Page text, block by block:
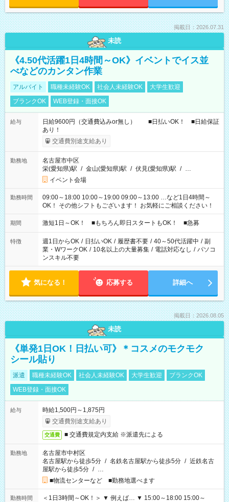
掲載日：2026.07.31
未読
《4.50代活躍1日4時間～OK》イベントでイス並
べなどのカンタン作業
アルバイト 職種未経験OK 社会人未経験OK
大学生歓迎
ブランクOK
WEB登録・面接OK
給与
日給9600円（交通費込みor無し） ■日払いOK！ ■日給保証
あり！
交通費別途支給あり
勤務地
名古屋市中区
栄(愛知県)駅 / 金山(愛知県)駅 / 伏見(愛知県)駅 / …
イベント会場
勤務時間
09:00～18:00 10:00～19:00 09:00～13:00 …など1日4時間～
OK！ その他シフトもございます！ お気軽にご相談ください！
期間 激短1日～OK！ ■もちろん即日スタートもOK！ ■急募
特徴 週1日からOK / 日払いOK / 履歴書不要 / 40～50代活躍中 / 副
業・WワークOK / 10名以上の大量募集 / 電話対応なし / パソコ
ンスキル不要
気になる！ 応募する 詳細へ
掲載日：2026.08.05
未読
《単発1日OK！日払い可》＊コスメのモクモク
シール貼り
派遣 職種未経験OK 社会人未経験OK 大学生歓迎
ブランクOK
WEB登録・面接OK
給与
時給1,500円～1,875円
交通費別途支給あり
交通費 ■ 交通費規定内支給 ※派遣先による
勤務地
名古屋市中村区
名古屋駅から徒歩5分 / 名鉄名古屋駅から徒歩5分 / 近鉄名古
屋駅から徒歩5分 / …
■物流センターなど ■勤務地選べます
勤務時間 ＜1日3時間～OK！＞ ▼ 例えば… ▼ 15:00～18:00 15:00～